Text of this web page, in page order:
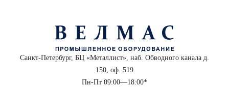
Санкт-Петербург, БЦ «Металлист», наб. Обводного канала д.
150, оф. 519
Пн-Пт 09:00—18:00*